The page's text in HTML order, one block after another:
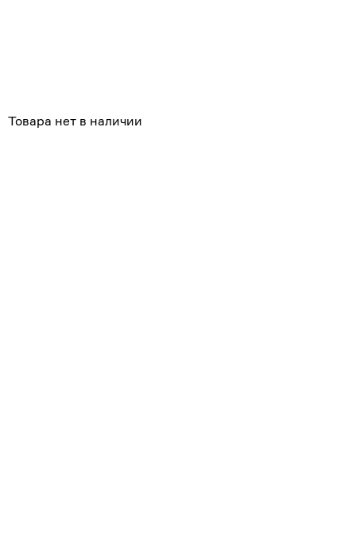
Товара нет в наличии